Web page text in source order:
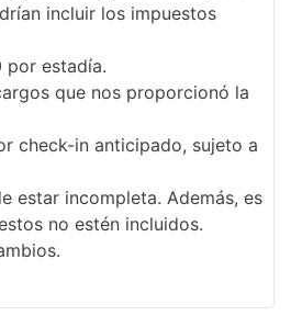
en los pasillos
diario
en el lobby
en todas las
incluir los impuestos
por estadía.
que nos proporcionó la
check-in anticipado, sujeto a
estar incompleta. Además, es
no estén incluidos.